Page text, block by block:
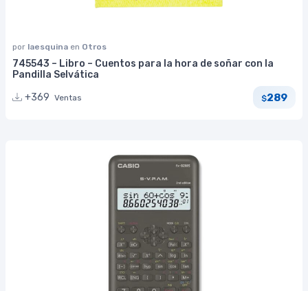
por laesquina en Otros
745543 – Libro – Cuentos para la hora de soñar con la
Pandilla Selvática
+369 Ventas $289